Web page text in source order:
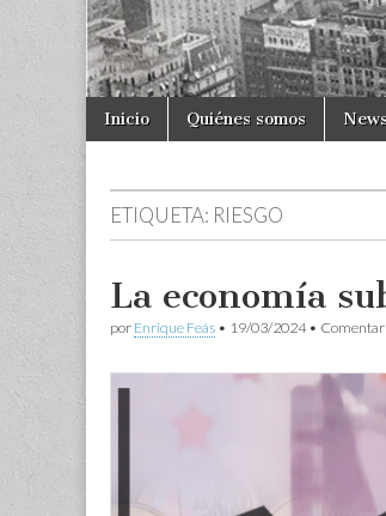
Main
menu
Skip
Inicio Quiénes somos
ETIQUETA: RIESGO
La economía
por Enrique Feás • 19/03/2024•